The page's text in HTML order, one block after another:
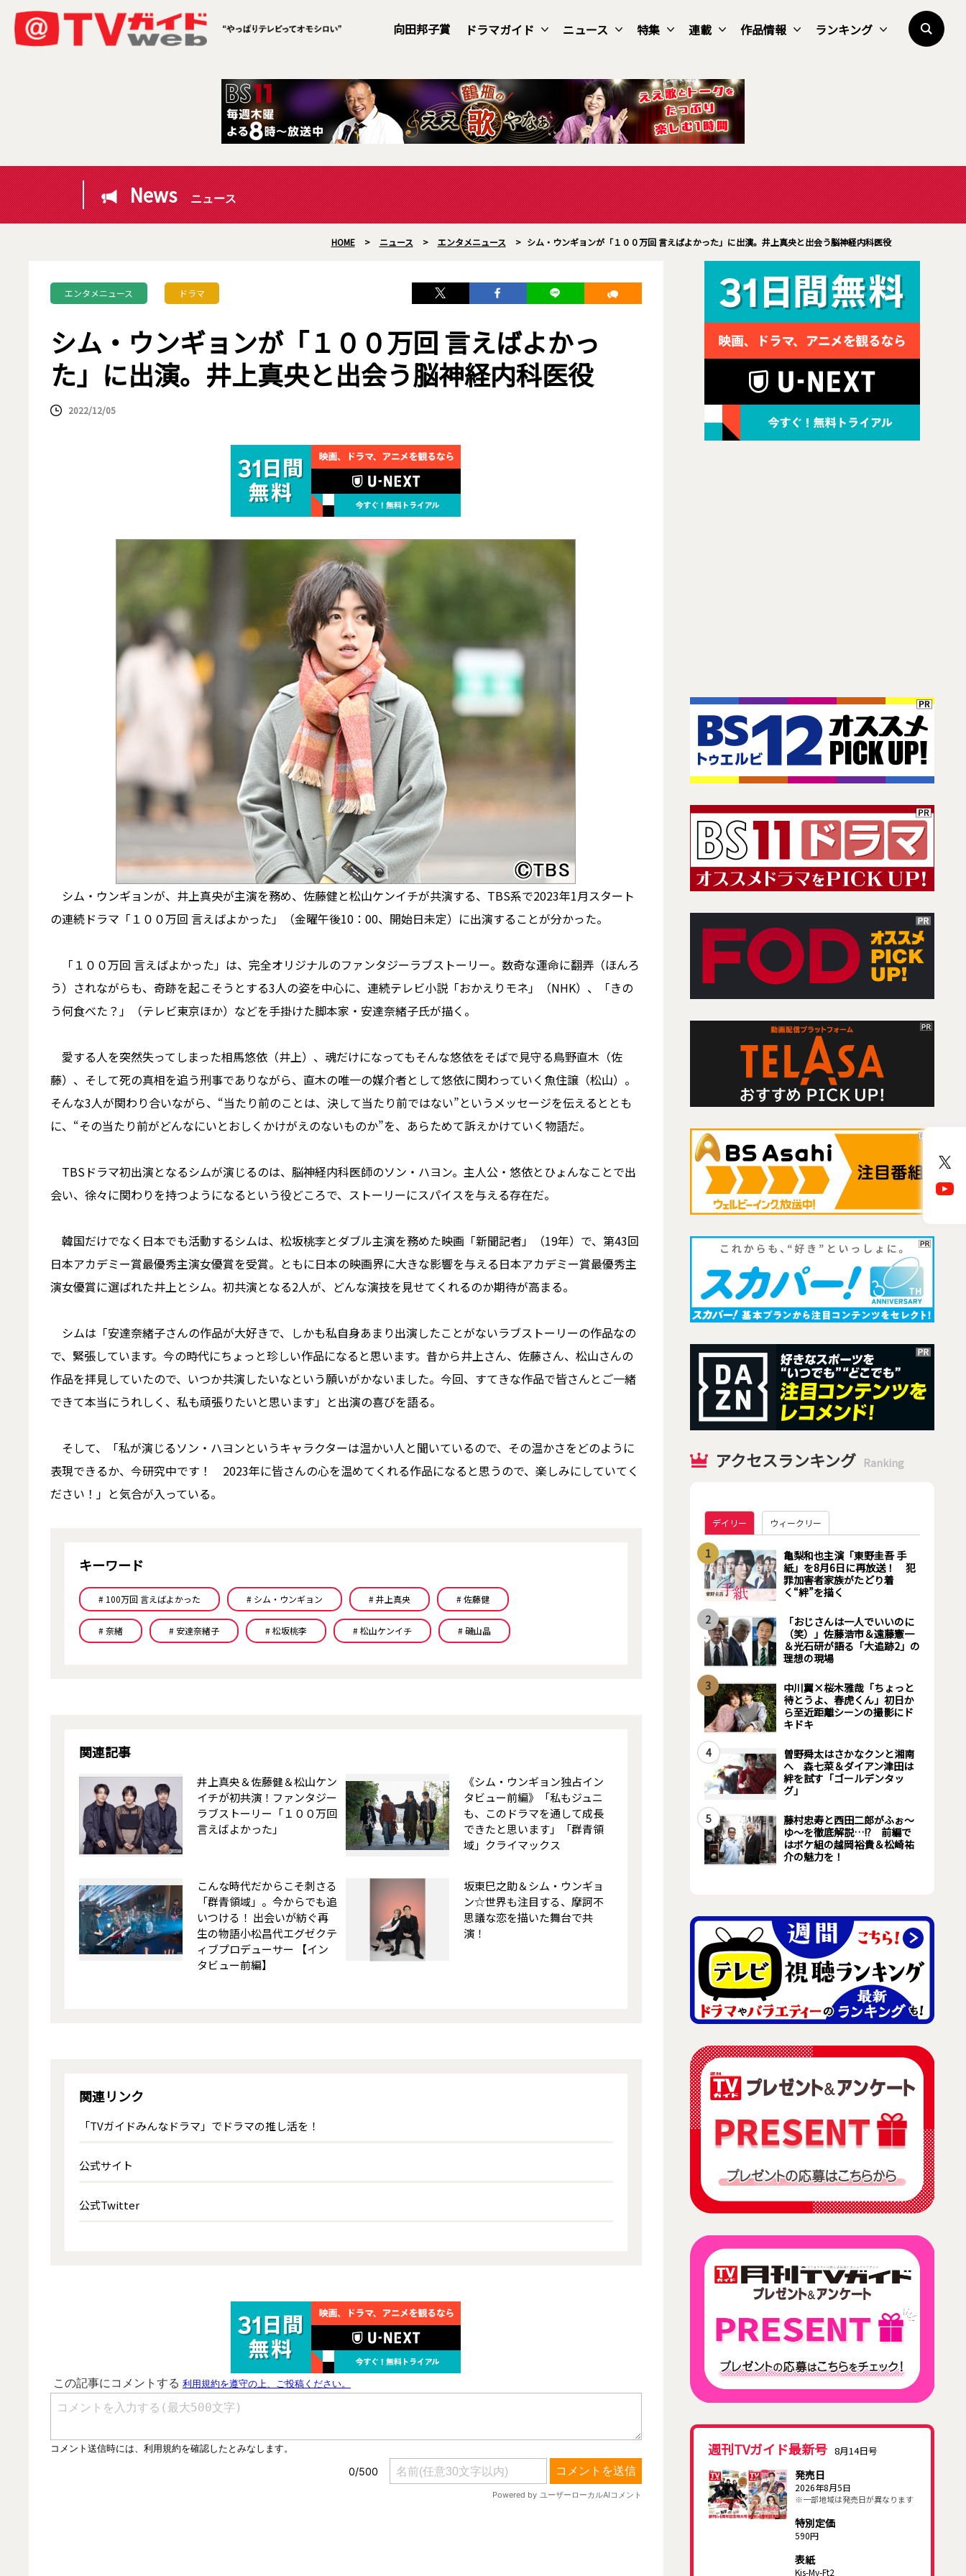
向田邦子賞 ドラマガイド ニュース 特集 連載 作品情報 ランキング
News ニュース
HOME > ニュース > エンタメニュース > シム・ウンギョンが「１００万回 言えばよかった」に出演。井上真央と出会う脳神経内科医役
エンタメニュース ドラマ
シム・ウンギョンが「１００万回 言えばよかっ
た」に出演。井上真央と出会う脳神経内科医役
2022/12/05
シム・ウンギョンが、井上真央が主演を務め、佐藤健と松山ケンイチが共演する、TBS系で2023年1月スタート
の連続ドラマ「１００万回 言えばよかった」（金曜午後10：00、開始日未定）に出演することが分かった。
「１００万回 言えばよかった」は、完全オリジナルのファンタジーラブストーリー。数奇な運命に翻弄（ほんろ
う）されながらも、奇跡を起こそうとする3人の姿を中心に、連続テレビ小説「おかえりモネ」（NHK）、「きの
う何食べた？」（テレビ東京ほか）などを手掛けた脚本家・安達奈緒子氏が描く。
愛する人を突然失ってしまった相馬悠依（井上）、魂だけになってもそんな悠依をそばで見守る鳥野直木（佐
藤）、そして死の真相を追う刑事でありながら、直木の唯一の媒介者として悠依に関わっていく魚住譲（松山）。
そんな3人が関わり合いながら、“当たり前のことは、決して当たり前ではない”というメッセージを伝えるととも
に、“その当たり前がどんなにいとおしくかけがえのないものか”を、あらためて訴えかけていく物語だ。
TBSドラマ初出演となるシムが演じるのは、脳神経内科医師のソン・ハヨン。主人公・悠依とひょんなことで出
会い、徐々に関わりを持つようになるという役どころで、ストーリーにスパイスを与える存在だ。
韓国だけでなく日本でも活動するシムは、松坂桃李とダブル主演を務めた映画「新聞記者」（19年）で、第43回
日本アカデミー賞最優秀主演女優賞を受賞。ともに日本の映画界に大きな影響を与える日本アカデミー賞最優秀主
演女優賞に選ばれた井上とシム。初共演となる2人が、どんな演技を見せてくれるのか期待が高まる。
シムは「安達奈緒子さんの作品が大好きで、しかも私自身あまり出演したことがないラブストーリーの作品なの
で、緊張しています。今の時代にちょっと珍しい作品になると思います。昔から井上さん、佐藤さん、松山さんの
作品を拝見していたので、いつか共演したいなという願いがかないました。今回、すてきな作品で皆さんとご一緒
できて本当にうれしく、私も頑張りたいと思います」と出演の喜びを語る。
そして、「私が演じるソン・ハヨンというキャラクターは温かい人と聞いているので、その温かさをどのように
表現できるか、今研究中です！ 2023年に皆さんの心を温めてくれる作品になると思うので、楽しみにしていてく
ださい！」と気合が入っている。
キーワード
# 100万回 言えばよかった # シム・ウンギョン # 井上真央 # 佐藤健
# 奈緒 # 安達奈緒子 # 松坂桃李 # 松山ケンイチ # 磯山晶
関連記事
井上真央＆佐藤健＆松山ケン
イチが初共演！ファンタジー
ラブストーリー「１００万回
言えばよかった」
《シム・ウンギョン独占イン
タビュー前編》「私もジュニ
も、このドラマを通して成長
できたと思います」――「群青領
域」クライマックス
こんな時代だからこそ刺さる
「群青領域」。今からでも追
いつける！ 出会いが紡ぐ再
生の物語――小松昌代エグゼクテ
ィブプロデューサー 【イン
タビュー前編】
坂東巳之助＆シム・ウンギョ
ン☆世界も注目する、摩訶不
思議な恋を描いた舞台で共
演！
関連リンク
「TVガイドみんなドラマ」でドラマの推し活を！
公式サイト
公式Twitter
アクセスランキング Ranking
デイリー ウィークリー
1
亀梨和也主演「東野圭吾 手
紙」を8月6日に再放送！ 犯
罪加害者家族がたどり着
く“絆”を描く
2
「おじさんは一人でいいのに
（笑）」佐藤浩市＆遠藤憲一
＆光石研が語る「大追跡2」の
理想の現場
3
中川翼×桜木雅哉「ちょっと
待とうよ、春虎くん」初日か
ら至近距離シーンの撮影にド
キドキ
4
曽野舜太はさかなクンと湘南
へ 森七菜＆ダイアン津田は
絆を試す「ゴールデンタッ
グ」
5
藤村忠寿と西田二郎がふぉ～
ゆ～を徹底解説…!? 前編で
はボケ組の越岡裕貴＆松崎祐
介の魅力を！
週刊TVガイド最新号 8月14日号
発売日
2026年8月5日
※一部地域は発売日が異なります
特別定価
590円
表紙
Kis-My-Ft2